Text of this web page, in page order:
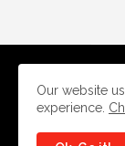
Our website
experience.